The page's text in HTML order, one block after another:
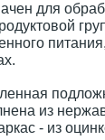
для
из
- из